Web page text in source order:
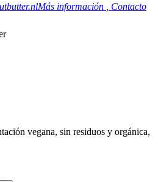
Más información , Contacto
vegana, sin residuos y orgánica,